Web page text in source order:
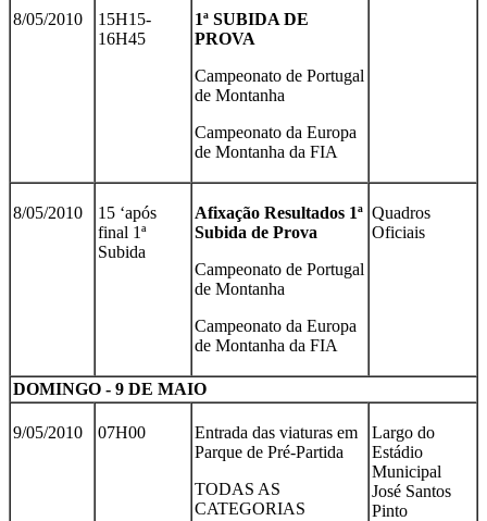
8/05/2010
15H15-
16H45
1ª SUBIDA DE
PROVA
Campeonato de Portugal
de Montanha
Campeonato da Europa
de Montanha da FIA
8/05/2010
15 ‘após
final 1ª
Subida
Afixação Resultados 1ª
Subida de Prova
Campeonato de Portugal
de Montanha
Campeonato da Europa
de Montanha da FIA
Quadros
Oficiais
DOMINGO - 9 DE MAIO
9/05/2010 07H00
Entrada das viaturas em
Parque de Pré-Partida
TODAS AS
CATEGORIAS
Largo do
Estádio
Municipal
José Santos
Pinto